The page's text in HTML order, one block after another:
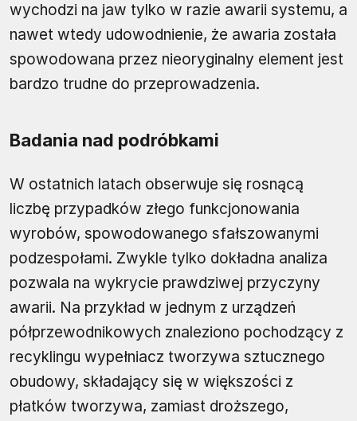
wychodzi na jaw tylko w razie awarii systemu, a
nawet wtedy udowodnienie, że awaria została
spowodowana przez nieoryginalny element jest
bardzo trudne do przeprowadzenia.
Badania nad podróbkami
W ostatnich latach obserwuje się rosnącą
liczbę przypadków złego funkcjonowania
wyrobów, spowodowanego sfałszowanymi
podzespołami. Zwykle tylko dokładna analiza
pozwala na wykrycie prawdziwej przyczyny
awarii. Na przykład w jednym z urządzeń
półprzewodnikowych znaleziono pochodzący z
recyklingu wypełniacz tworzywa sztucznego
obudowy, składający się w większości z
płatków tworzywa, zamiast droższego,